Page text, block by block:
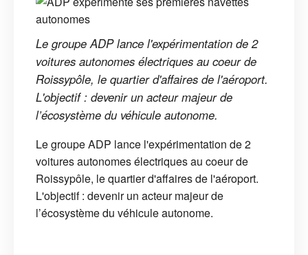
Le groupe ADP lance l'expérimentation de 2
voitures autonomes électriques au coeur de
Roissypôle, le quartier d'affaires de l'aéroport.
L'objectif : devenir un acteur majeur de
l’écosystème du véhicule autonome.
Le groupe ADP lance l'expérimentation de 2
voitures autonomes électriques au coeur de
Roissypôle, le quartier d'affaires de l'aéroport.
L'objectif : devenir un acteur majeur de
l’écosystème du véhicule autonome.